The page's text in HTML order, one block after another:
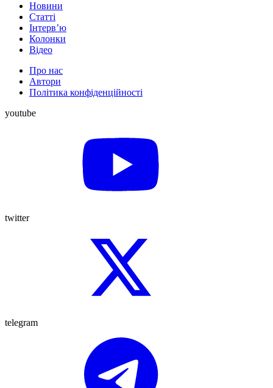
Новини
Статті
Інтерв’ю
Колонки
Відео
Про нас
Автори
Політика конфіденційності
youtube
twitter
telegram